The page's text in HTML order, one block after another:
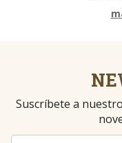
Suscríbete a